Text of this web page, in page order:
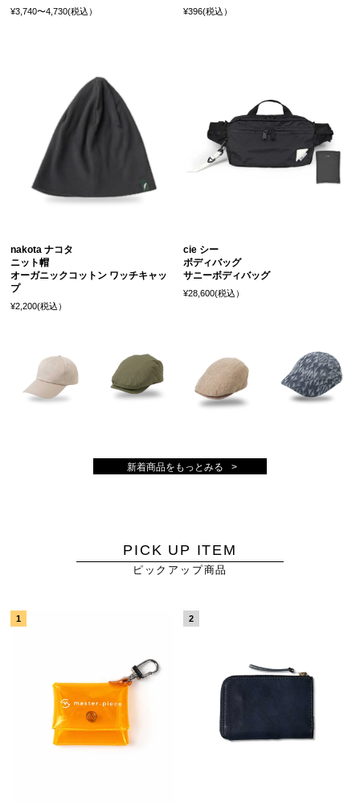
¥3,740〜4,730(税込） ¥396(税込）
nakota ナコタ
ニット帽
オーガニックコットン ワッチキャッ
プ
¥2,200(税込）
cie シー
ボディバッグ
サニーボディバッグ
¥28,600(税込）
新着商品をもっとみる
PICK UP ITEM
ピックアップ商品